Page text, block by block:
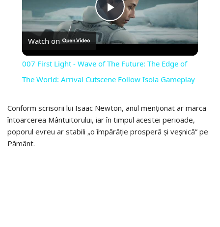
PLAY
Watch on
007 First Light - Wave of The Future: The Edge of
The World: Arrival Cutscene Follow Isola Gameplay
Conform scrisorii lui Isaac Newton, anul menționat ar marca
întoarcerea Mântuitorului, iar în timpul acestei perioade,
poporul evreu ar stabili „o împărăție prosperă și veșnică” pe
Pământ.